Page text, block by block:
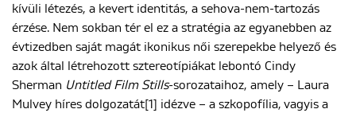
kívüli létezés, a kevert identitás, a sehova-nem-tartozás
érzése. Nem sokban tér el ez a stratégia az egyanebben az
évtizedben saját magát ikonikus női szerepekbe helyező és
azok által létrehozott sztereotípiákat lebontó Cindy
Sherman Untitled Film Stills-sorozataihoz, amely – Laura
Mulvey híres dolgozatát[1] idézve – a szkopofília, vagyis a